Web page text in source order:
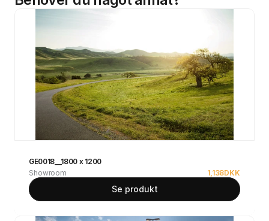
GE0018__1800 x 1200
Showroom
1,138DKK
Se produkt